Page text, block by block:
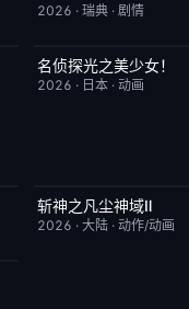
2026 ·瑞典 ·剧情
更新至第28集
名侦探光之美少女！
2026 · 日本 ·动画
更新至第09集
斩神之凡尘神域Ⅱ
2026 ·大陆 ·动作/动画